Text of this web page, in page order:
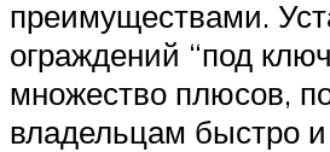
преимуществами.
ограждений “под
множество плюсов,
владельцам быстро